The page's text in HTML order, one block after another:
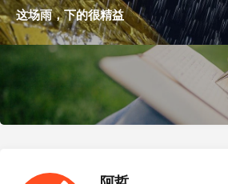
这场雨，下的很精益